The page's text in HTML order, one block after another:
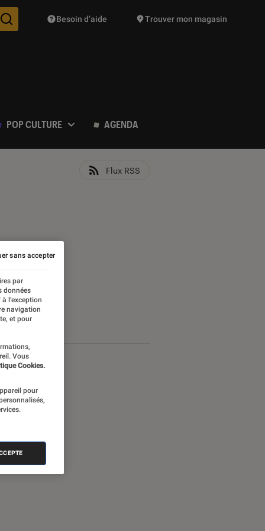
Des suggestions de produits vont vous être proposées
Besoin d’aide Trouver mon magasin
POP CULTURE AGENDA
Flux RSS
par
données
l’exception
navigation
et pour
Vous
Cookies.
pour
sans accepter